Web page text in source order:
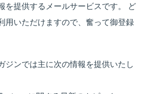
を提供するメールサービスです。 ど
用いただけますので、奮って御登録
ジンでは主に次の情報を提供いたし